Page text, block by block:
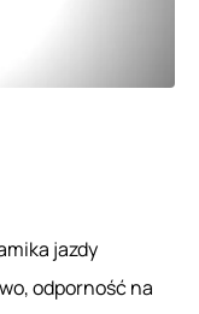
jazdy
odporność na